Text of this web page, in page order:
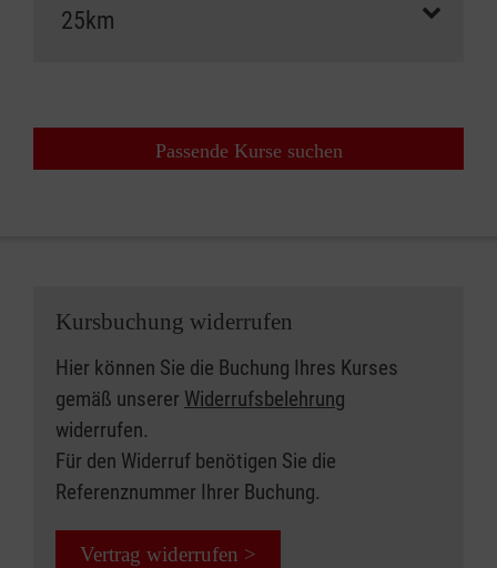
Passende Kurse suchen
Kursbuchung widerrufen
Hier können Sie die Buchung Ihres Kurses
gemäß unserer Widerrufsbelehrung
widerrufen.
Für den Widerruf benötigen Sie die
Referenznummer Ihrer Buchung.
Vertrag widerrufen >